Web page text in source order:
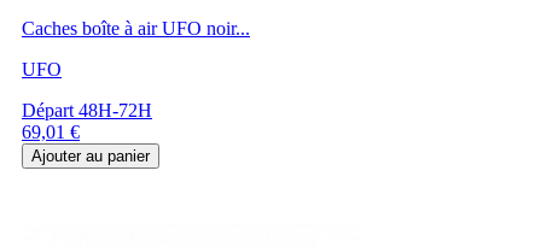
Caches boîte à air UFO noir...
UFO
Départ 48H-72H
Prix
69,01 €
Ajouter au panier